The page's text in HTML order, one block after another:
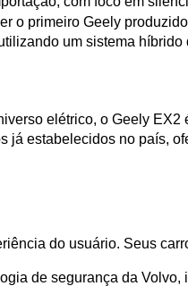
o primeiro Geely
um sistema
elétrico, o Geely
já estabelecidos no país,
do usuário. Seus
de segurança da